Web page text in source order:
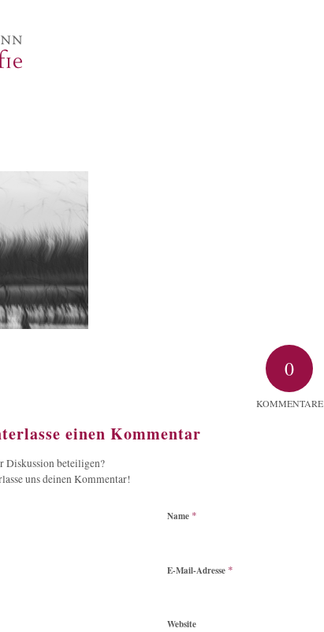
0
KOMMENTARE
einen Kommentar
Diskussion beteiligen?
uns deinen Kommentar!
Name *
E-Mail-Adresse *
Website